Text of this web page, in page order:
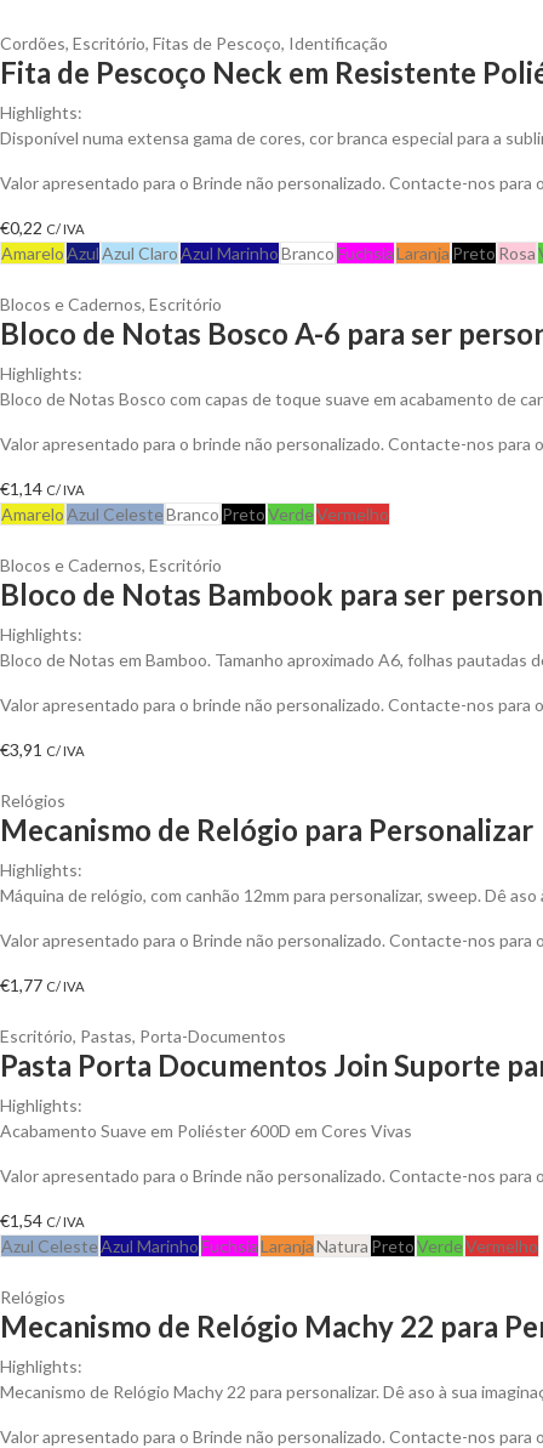
Cordões, Escritório, Fitas de Pescoço, Identificação
Fita de Pescoço Neck em Resistente
Highlights:
Disponível numa extensa gama de cores, cor branca especial para a
Valor apresentado para o Brinde não personalizado. Contacte-nos
€0,22 C/ IVA
AmareloAzulAzul ClaroAzul MarinhoBrancoFuchsiaLaranja Preto Rosa
Blocos e Cadernos, Escritório
Bloco de Notas Bosco A-6 para ser
Highlights:
Bloco de Notas Bosco com capas de toque suave em acabamento de
Valor apresentado para o brinde não personalizado. Contacte-nos
€1,14 C/ IVA
AmareloAzul CelesteBranco PretoVerdeVermelho
Blocos e Cadernos, Escritório
Bloco de Notas Bambook para ser
Highlights:
Bloco de Notas em Bamboo. Tamanho aproximado A6, folhas pautadas
Valor apresentado para o brinde não personalizado. Contacte-nos
€3,91 C/ IVA
Relógios
Mecanismo de Relógio para Personalizar
Highlights:
Máquina de relógio, com canhão 12mm para personalizar, sweep. Dê
Valor apresentado para o Brinde não personalizado. Contacte-nos
€1,77 C/ IVA
Escritório, Pastas, Porta-Documentos
Pasta Porta Documentos Join Suporte
Highlights:
Acabamento Suave em Poliéster 600D em Cores Vivas
Valor apresentado para o Brinde não personalizado. Contacte-nos
€1,54 C/ IVA
Azul CelesteAzul MarinhoFuchsiaLaranjaNatura PretoVerdeVermelho
Relógios
Mecanismo de Relógio Machy 22 para
Highlights:
Mecanismo de Relógio Machy 22 para personalizar. Dê aso à sua
Valor apresentado para o Brinde não personalizado. Contacte-nos